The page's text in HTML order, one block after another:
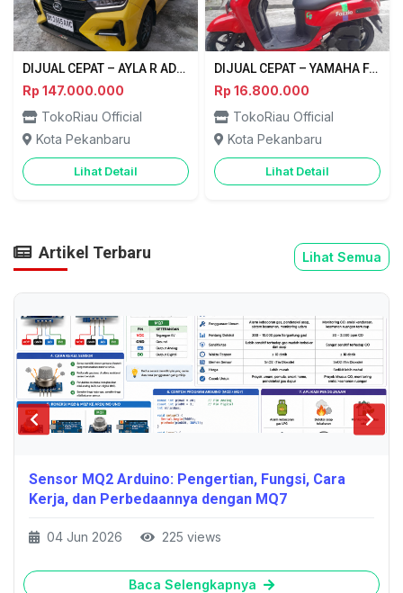
DIJUAL CEPAT – AYLA R ADS 1.2 (TIPE TERTINGGI) 2023 PEKANBARU
Rp 147.000.000
TokoRiau Official
Kota Pekanbaru
Lihat Detail
DIJUAL CEPAT – YAMAHA FAZZIO 2024 PEKANBARU
Rp 16.800.000
TokoRiau Official
Kota Pekanbaru
Lihat Detail
Artikel Terbaru Lihat Semua
Sensor MQ2 Arduino: Pengertian, Fungsi, Cara
Kerja, dan Perbedaannya dengan MQ7
04 Jun 2026 225 views
Baca Selengkapnya